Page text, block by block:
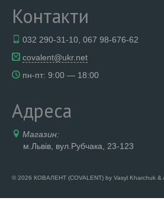
Контакти
032 290-31-10, 067 98-676-62
covalent@ukr.net
пн-пт: 9:00 — 18:00
Адреса
Магазин:
м.Львів, вул.Рубчака, 23-123
© 2026 КОВАЛЕНТ (COVALENT) by Vasyl Kharchuk &